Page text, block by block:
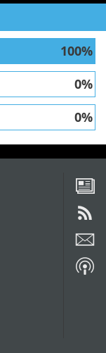
100%
0%
0%